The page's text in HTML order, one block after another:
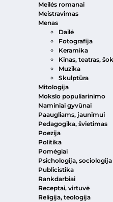
Meilės romanai
Meistravimas
Menas
Dailė
Fotografija
Keramika
Kinas, teatras,
Muzika
Skulptūra
Mitologija
Mokslo populiarinimo
Naminiai gyvūnai
Paaugliams, jaunimui
Pedagogika, švietimas
Poezija
Politika
Pomėgiai
Psichologija, sociologija
Publicistika
Rankdarbiai
Receptai, virtuvė
Religija, teologija